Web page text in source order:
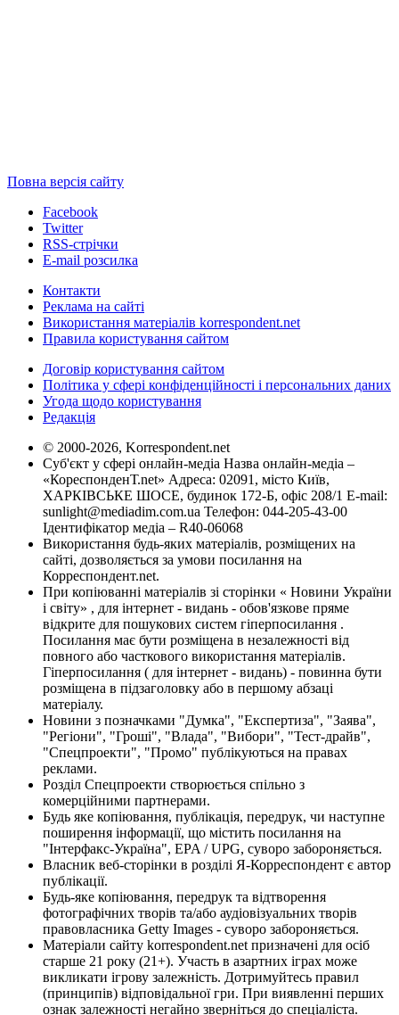
Повна версія сайту
Facebook
Twitter
RSS-стрічки
E-mail розсилка
Контакти
Реклама на сайті
Використання матеріалів korrespondent.net
Правила користування сайтом
Договір користування сайтом
Політика у сфері конфіденційності і персональних даних
Угода щодо користування
Редакція
© 2000-2026, Korrespondent.net
Суб'єкт у сфері онлайн-медіа Назва онлайн-медіа –
«КореспонденТ.net» Адреса: 02091, місто Київ,
ХАРКІВСЬКЕ ШОСЕ, будинок 172-Б, офіс 208/1 E-mail:
sunlight@mediadim.com.ua Телефон: 044-205-43-00
Ідентифікатор медіа – R40-06068
Використання будь-яких матеріалів, розміщених на
сайті, дозволяється за умови посилання на
Корреспондент.net.
При копіюванні матеріалів зі сторінки « Новини України
і світу» , для інтернет - видань - обов'язкове пряме
відкрите для пошукових систем гіперпосилання .
Посилання має бути розміщена в незалежності від
повного або часткового використання матеріалів.
Гіперпосилання ( для інтернет - видань) - повинна бути
розміщена в підзаголовку або в першому абзаці
матеріалу.
Новини з позначками "Думка", "Експертиза", "Заява",
"Регіони", "Гроші", "Влада", "Вибори", "Тест-драйв",
"Спецпроекти", "Промо" публікуються на правах
реклами.
Розділ Спецпроекти створюється спільно з
комерційними партнерами.
Будь яке копіювання, публікація, передрук, чи наступне
поширення інформації, що містить посилання на
"Інтерфакс-Україна", EPA / UPG, суворо забороняється.
Власник веб-сторінки в розділі Я-Корреспондент є автор
публікації.
Будь-яке копіювання, передрук та відтворення
фотографічних творів та/або аудіовізуальних творів
правовласника Getty Images - суворо забороняється.
Матеріали сайту korrespondent.net призначені для осіб
старше 21 року (21+). Участь в азартних іграх може
викликати ігрову залежність. Дотримуйтесь правил
(принципів) відповідальної гри. При виявленні перших
ознак залежності негайно зверніться до спеціаліста.